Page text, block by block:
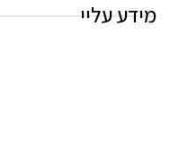
מידע עליי